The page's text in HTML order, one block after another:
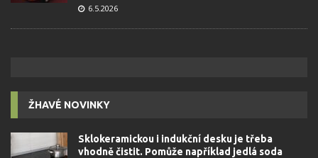
6.5.2026
ŽHAVÉ NOVINKY
Sklokeramickou i indukční desku je třeba
vhodně čistit. Pomůže například jedlá soda